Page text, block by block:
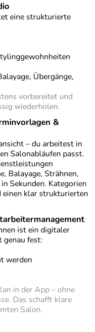
eine strukturierte
Übergänge,
vorbereitet und
wiederholen.
&
– du arbeitest in
Salonabläufen passt.
Balayage, Strähnen,
Sekunden. Kategorien
einen klar strukturierten
ist ein digitaler
genau fest:
werden
in der App – ohne
Das schafft klare
Salon.